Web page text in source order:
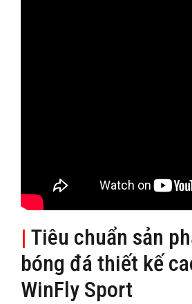
| Tiêu chuẩn sản
bóng đá thiết kế
WinFly Sport